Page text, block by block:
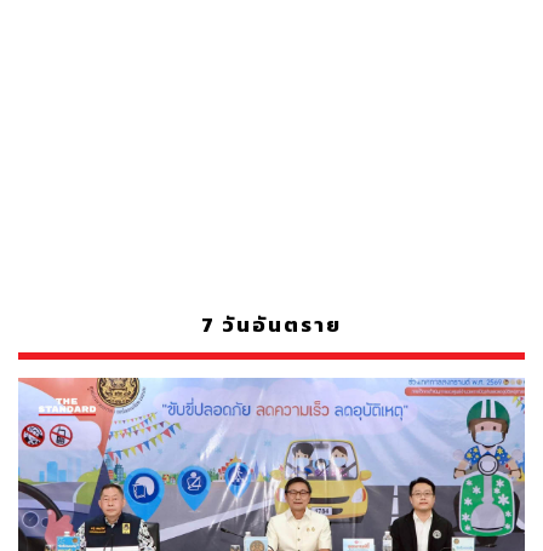
7 วันอันตราย